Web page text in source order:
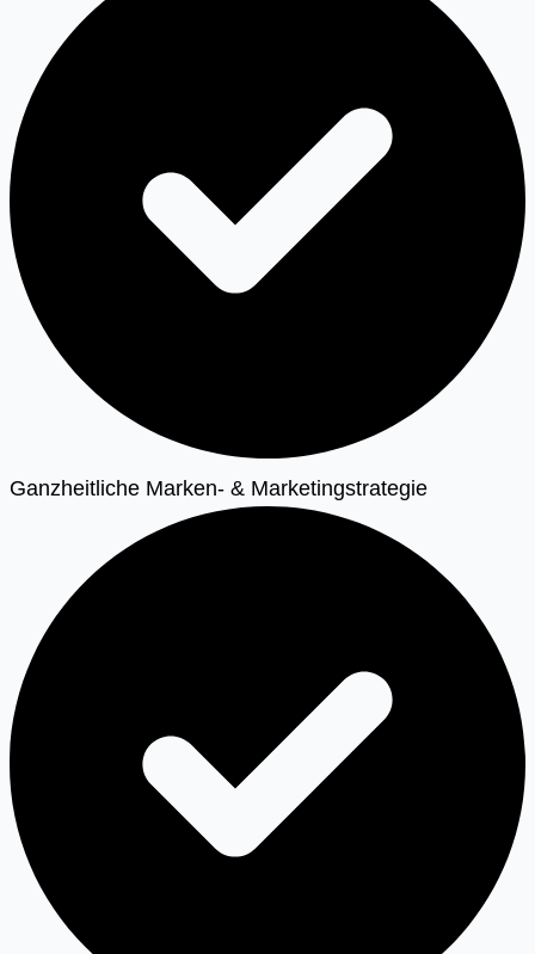
Ganzheitliche Marken- & Marketingstrategie